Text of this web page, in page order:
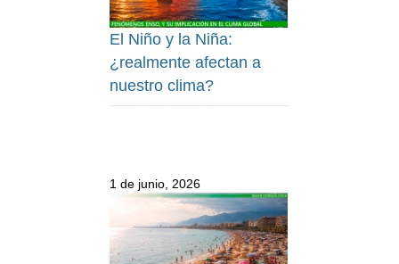
El Niño y la Niña:
¿realmente afectan a
nuestro clima?
1 de junio, 2026